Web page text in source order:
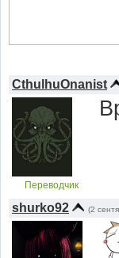
CthulhuOnanist
Переводчик
shurko92 (2